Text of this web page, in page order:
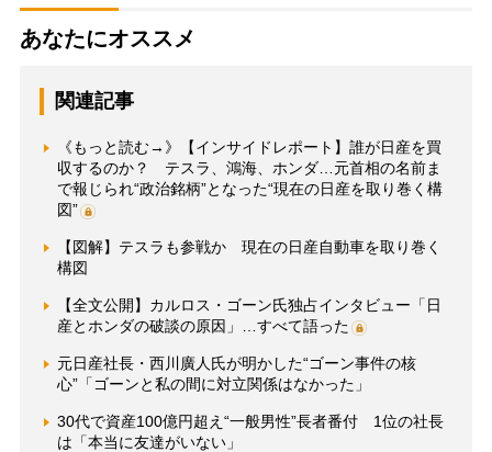
あなたにオススメ
関連記事
《もっと読む→》【インサイドレポート】誰が日産を買
収するのか？ テスラ、鴻海、ホンダ…元首相の名前ま
で報じられ“政治銘柄”となった“現在の日産を取り巻く構
図”
【図解】テスラも参戦か 現在の日産自動車を取り巻く
構図
【全文公開】カルロス・ゴーン氏独占インタビュー「日
産とホンダの破談の原因」…すべて語った
元日産社長・西川廣人氏が明かした“ゴーン事件の核
心”「ゴーンと私の間に対立関係はなかった」
30代で資産100億円超え“一般男性”長者番付 1位の社長
は「本当に友達がいない」